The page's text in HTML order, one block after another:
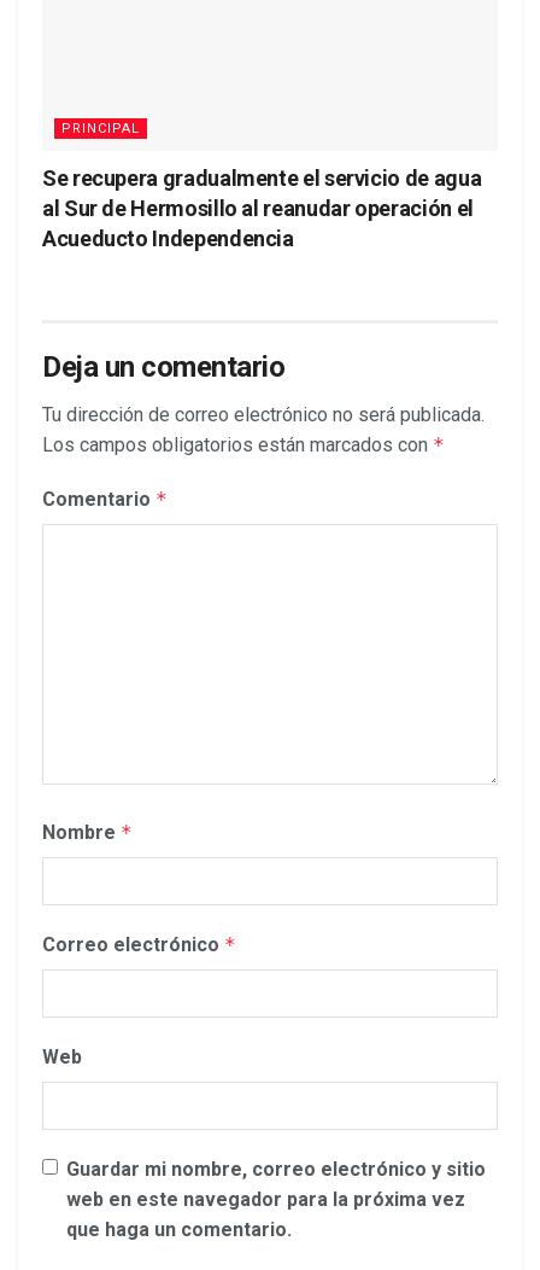
PRINCIPAL
Se recupera gradualmente el servicio de agua
al Sur de Hermosillo al reanudar operación el
Acueducto Independencia
Deja un comentario
Tu dirección de correo electrónico no será publicada.
Los campos obligatorios están marcados con *
Comentario *
Nombre *
Correo electrónico *
Web
Guardar mi nombre, correo electrónico y sitio
web en este navegador para la próxima vez
que haga un comentario.